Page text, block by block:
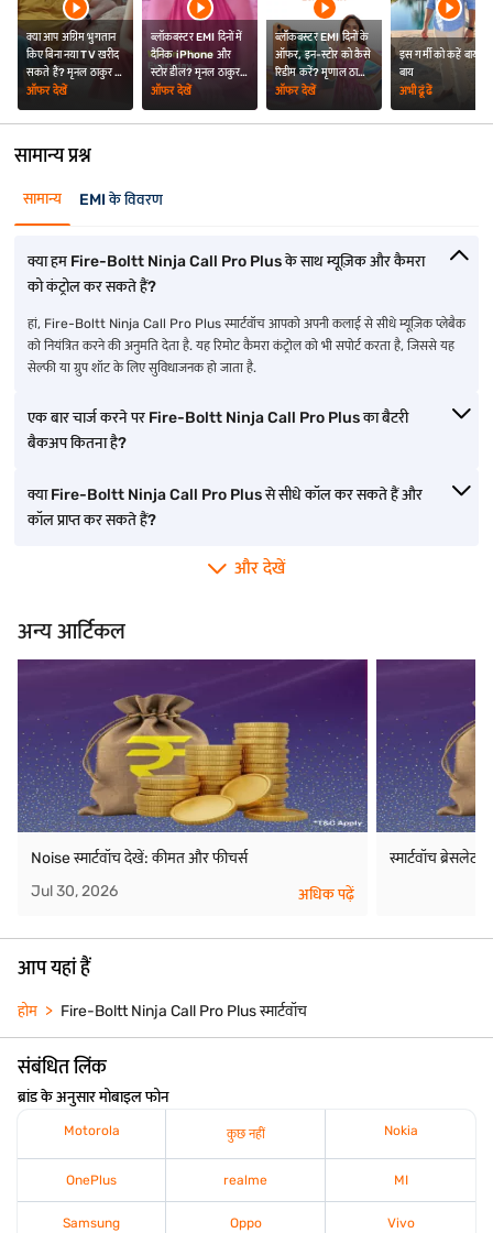
क्या आप अग्रिम भुगतान
किए बिना नया TV खरीद
सकते हैं? मृनल ठाकुर ने
दी जानकारी
ऑफर देखें
ब्लॉकबस्टर EMI दिनों में
दैनिक iPhone और
स्टोर डील? मृनल ठाकुर ने
दी जानकारी
ऑफर देखें
ब्लॉकबस्टर EMI दिनों के
ऑफर, इन-स्टोर को कैसे
रिडीम करें? मृणाल ठाकुर
ने आपको बताया
ऑफर देखें
इस गर्मी को कहें बाय-
बाय
अभी ढूंढें
सामान्य प्रश्न
सामान्य EMI के विवरण
क्या हम Fire-Boltt Ninja Call Pro Plus के साथ म्यूज़िक और कैमरा
को कंट्रोल कर सकते हैं?
हां, Fire-Boltt Ninja Call Pro Plus स्मार्टवॉच आपको अपनी कलाई से सीधे म्यूज़िक प्लेबैक
को नियंत्रित करने की अनुमति देता है. यह रिमोट कैमरा कंट्रोल को भी सपोर्ट करता है, जिससे यह
सेल्फी या ग्रुप शॉट के लिए सुविधाजनक हो जाता है.
एक बार चार्ज करने पर Fire-Boltt Ninja Call Pro Plus का बैटरी
बैकअप कितना है?
क्या Fire-Boltt Ninja Call Pro Plus से सीधे कॉल कर सकते हैं और
कॉल प्राप्त कर सकते हैं?
और देखें
अन्य आर्टिकल
Noise स्मार्टवॉच देखें: कीमत और फीचर्स
Jul 30, 2026
अधिक पढ़ें
स्मार्टवॉच
आप यहां हैं
होम Fire-Boltt Ninja Call Pro Plus स्मार्टवॉच
संबंधित लिंक
ब्रांड के अनुसार मोबाइल फोन
Motorola कुछ नहीं Nokia
OnePlus realme MI
Samsung Oppo Vivo